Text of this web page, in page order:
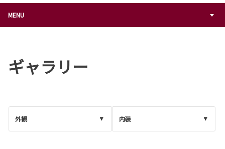
MENU
ギャラリー
外観 内装